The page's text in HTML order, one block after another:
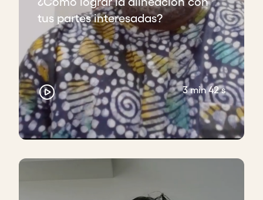
tus partes interesadas?
3 min 42 s